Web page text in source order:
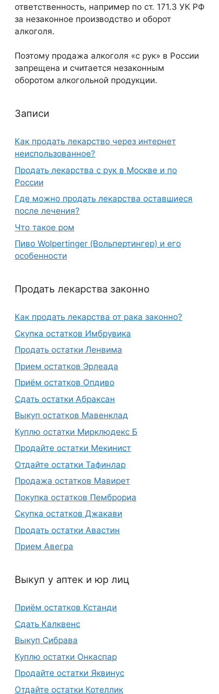
ответственность, например по ст. 171.3 УК РФ
за незаконное производство и оборот
алкоголя.
Поэтому продажа алкоголя «с рук» в России
запрещена и считается незаконным
оборотом алкогольной продукции.
Записи
Как продать лекарство через интернет
неиспользованное?
Продать лекарства с рук в Москве и по
России
Где можно продать лекарства оставшиеся
после лечения?
Что такое ром
Пиво Wolpertinger (Вольпертингер) и его
особенности
Продать лекарства законно
Как продать лекарства от рака законно?
Скупка остатков Имбрувика
Продать остатки Ленвима
Прием остатков Эрлеада
Приём остатков Опдиво
Сдать остатки Абраксан
Выкуп остатков Мавенклад
Куплю остатки Мирклюдекс Б
Продайте остатки Мекинист
Отдайте остатки Тафинлар
Продажа остатков Мавирет
Покупка остатков Пемброриа
Скупка остатков Джакави
Продать остатки Авастин
Прием Авегра
Выкуп у аптек и юр лиц
Приём остатков Кстанди
Сдать Калквенс
Выкуп Сибрава
Куплю остатки Онкаспар
Продайте остатки Яквинус
Отдайте остатки Котеллик